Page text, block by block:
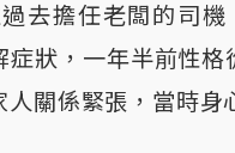
去擔任老闆的司
症狀，一年半前性
關係緊張，當時身